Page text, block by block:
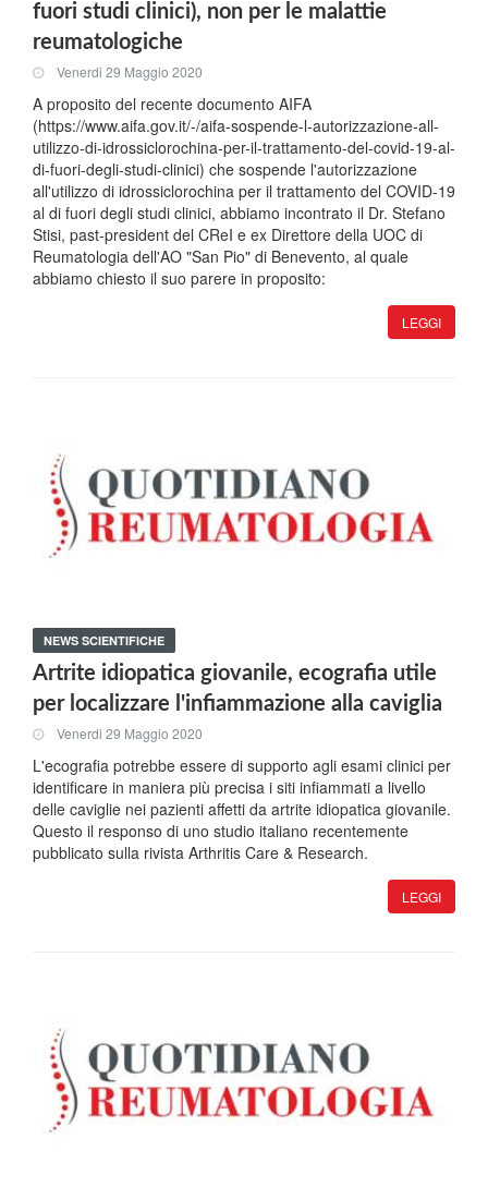
fuori studi clinici), non per le malattie
reumatologiche
Venerdi 29 Maggio 2020
A proposito del recente documento AIFA
(https://www.aifa.gov.it/-/aifa-sospende-l-autorizzazione-all-
utilizzo-di-idrossiclorochina-per-il-trattamento-del-covid-19-al-
di-fuori-degli-studi-clinici) che sospende l'autorizzazione
all'utilizzo di idrossiclorochina per il trattamento del COVID-19
al di fuori degli studi clinici, abbiamo incontrato il Dr. Stefano
Stisi, past-president del CReI e ex Direttore della UOC di
Reumatologia dell'AO "San Pio" di Benevento, al quale
abbiamo chiesto il suo parere in proposito:
LEGGI
NEWS SCIENTIFICHE
Artrite idiopatica giovanile, ecografia utile
per localizzare l'infiammazione alla caviglia
Venerdi 29 Maggio 2020
L'ecografia potrebbe essere di supporto agli esami clinici per
identificare in maniera più precisa i siti infiammati a livello
delle caviglie nei pazienti affetti da artrite idiopatica giovanile.
Questo il responso di uno studio italiano recentemente
pubblicato sulla rivista Arthritis Care & Research.
LEGGI